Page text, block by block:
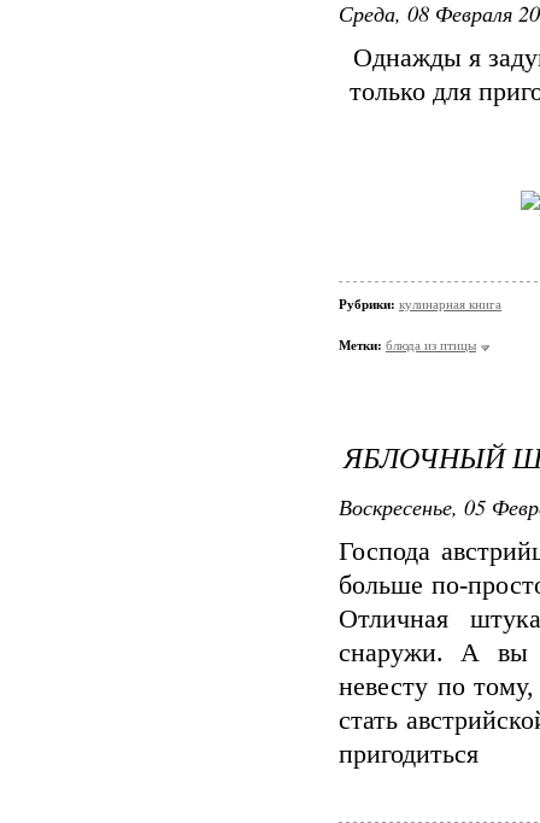
Среда, 08 Февраля
Однажды я
только для
Рубрики: кулинарная книга
Метки: блюда из птицы
ЯБЛОЧНЫЙ
Воскресенье, 05
Господа
больше по-
Отличная
снаружи. А вы
невесту по
стать
пригодиться